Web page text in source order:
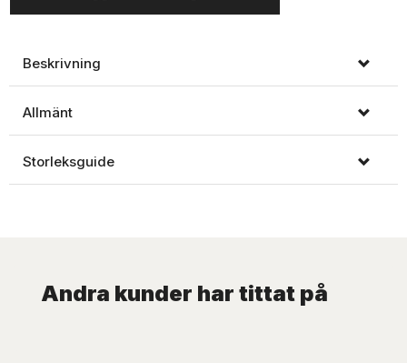
Beskrivning
Allmänt
Storleksguide
Andra kunder har tittat på